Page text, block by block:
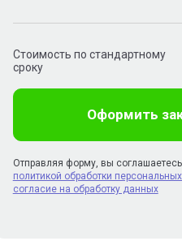
Стоимость по стандартному
сроку
Оформить
Отправляя форму, вы
политикой обработки
согласие на обработку данных